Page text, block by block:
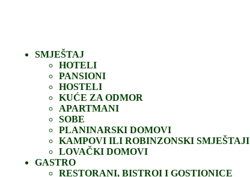
SMJEŠTAJ
HOTELI
PANSIONI
HOSTELI
KUĆE ZA ODMOR
APARTMANI
SOBE
PLANINARSKI DOMOVI
KAMPOVI ILI ROBINZONSKI SMJEŠTAJI
LOVAČKI DOMOVI
GASTRO
RESTORANI, BISTROI I GOSTIONICE